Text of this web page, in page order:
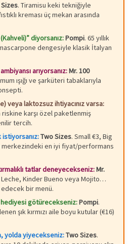
. Tiramisu keki tekniğiyle
kreması üç mekan arasında
diyorsanız:Pompi. 65 yıllık
dengesiyle klasik İtalyan
arıyorsanız:Mr. 100
ışığı ve şarküteri tabaklarıyla
veya laktozsuz ihtiyacınız varsa:
riskine karşı özel paketlenmiş
tercih.
Two Sizes. Small €3, Big
merkezindeki en iyi fiyat/performans
tatlar deneyecekseniz:Mr.
Kinder Bueno veya Mojito…
bir menü.
götürecekseniz:Pompi.
şık kırmızı aile boyu kutular (€16)
yolda yiyecekseniz:Two Sizes.